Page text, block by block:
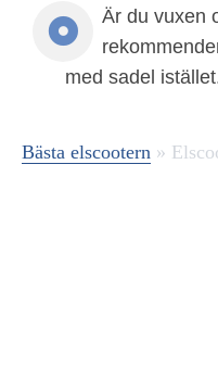
Är du vuxen
med sadel
Bästa elscootern »